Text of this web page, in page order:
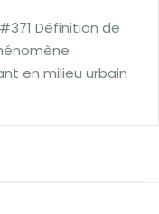
Définition de
en milieu urbain